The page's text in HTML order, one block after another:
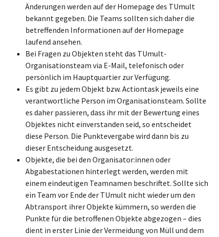
Änderungen werden auf der Homepage des TUmult
bekannt gegeben. Die Teams sollten sich daher die
betreffenden Informationen auf der Homepage
laufend ansehen.
Bei Fragen zu Objekten steht das TUmult-
Organisationsteam via E-Mail, telefonisch oder
persönlich im Hauptquartier zur Verfügung.
Es gibt zu jedem Objekt bzw. Actiontask jeweils eine
verantwortliche Person im Organisationsteam. Sollte
es daher passieren, dass ihr mit der Bewertung eines
Objektes nicht einverstanden seid, so entscheidet
diese Person. Die Punktevergabe wird dann bis zu
dieser Entscheidung ausgesetzt.
Objekte, die bei den Organisator:innen oder
Abgabestationen hinterlegt werden, werden mit
einem eindeutigen Teamnamen beschriftet. Sollte sich
ein Team vor Ende der TUmult nicht wieder um den
Abtransport ihrer Objekte kümmern, so werden die
Punkte für die betroffenen Objekte abgezogen – dies
dient in erster Linie der Vermeidung von Müll und dem